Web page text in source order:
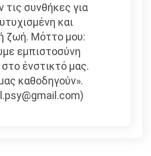
τις συνθήκες για
και
ζωή. Μόττο μου:
εμπιστοσύνη
ένστικτό μας.
καθοδηγούν».